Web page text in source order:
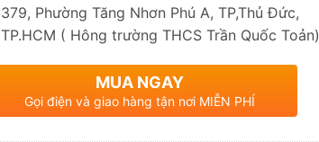
379, Phường Tăng Nhơn Phú A, TP,Thủ Đức,
TP.HCM ( Hông trường THCS Trần Quốc Toản)
MUA NGAY
Gọi điện và giao hàng tận nơi MIỄN PHÍ